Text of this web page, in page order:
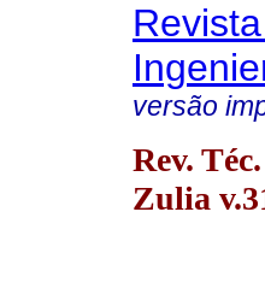
versão
Rev.
Zulia